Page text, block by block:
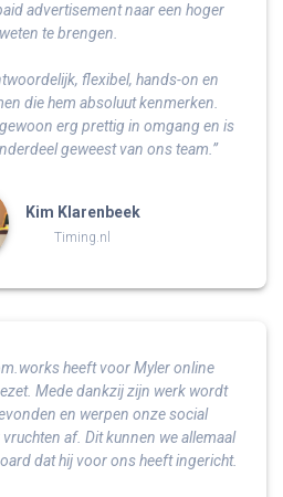
advertisement naar een hoger
te brengen.
flexibel, hands-on en
die hem absoluut kenmerken.
erg prettig in omgang en is
geweest van ons team.”
Kim Klarenbeek
Timing.nl
heeft voor Myler online
Mede dankzij zijn werk wordt
en werpen onze social
af. Dit kunnen we allemaal
dat hij voor ons heeft ingericht.